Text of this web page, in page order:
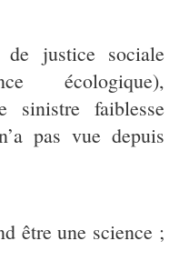
justice sociale
écologique),
sinistre faiblesse
pas vue depuis
être une science ;